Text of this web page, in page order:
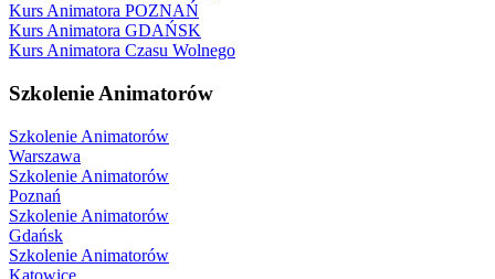
Kurs Animatora POZNAŃ
Kurs Animatora GDAŃSK
Kurs Animatora Czasu Wolnego
Szkolenie Animatorów
Szkolenie Animatorów
Warszawa
Szkolenie Animatorów
Poznań
Szkolenie Animatorów
Gdańsk
Szkolenie Animatorów
Katowice